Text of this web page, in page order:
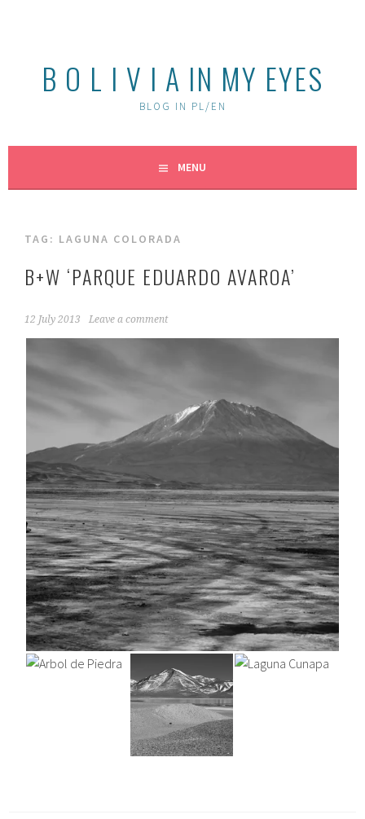
B O L I V I A IN MY EYES
BLOG IN PL/EN
MENU
TAG: LAGUNA COLORADA
B+W ‘PARQUE EDUARDO AVAROA’
12 July 2013 Leave a comment